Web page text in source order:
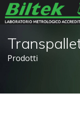
Prodotti